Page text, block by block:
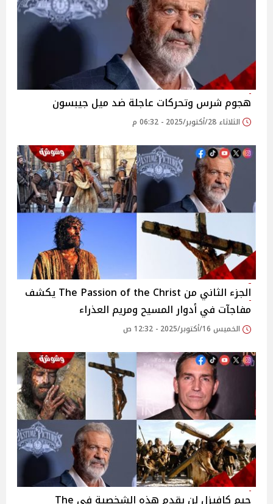
هجوم شرس وتحركات عاجلة ضد ميل جيبسون
الثلاثاء 28/أكتوبر/2025 - 06:32 م
الجزء الثاني من The Passion of the Christ يكشف
مفاجآت في أدوار المسيح ومريم العذراء
الخميس 16/أكتوبر/2025 - 12:32 ص
جيم كافيزل لن يقدم هذه الشخصية في The